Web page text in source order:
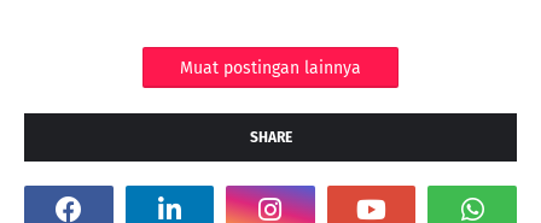
Muat postingan lainnya
SHARE